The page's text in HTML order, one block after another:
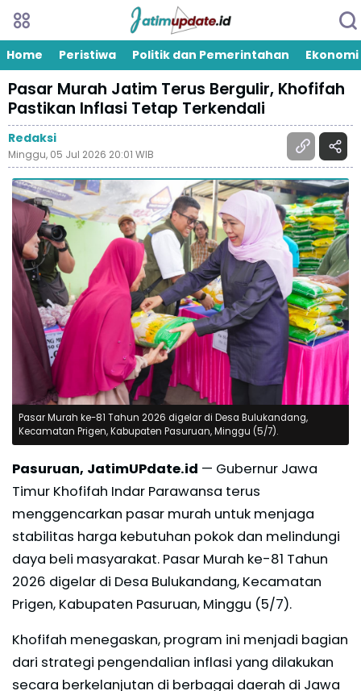
Home Peristiwa Politik dan Pemerintahan Ekonomi
Pasar Murah Jatim Terus Bergulir, Khofifah
Pastikan Inflasi Tetap Terkendali
Redaksi
Minggu, 05 Jul 2026 20:01 WIB
Pasar Murah ke-81 Tahun 2026 digelar di Desa Bulukandang,
Kecamatan Prigen, Kabupaten Pasuruan, Minggu (5/7).
Pasuruan, JatimUPdate.id — Gubernur Jawa
Timur Khofifah Indar Parawansa terus
menggencarkan pasar murah untuk menjaga
stabilitas harga kebutuhan pokok dan melindungi
daya beli masyarakat. Pasar Murah ke-81 Tahun
2026 digelar di Desa Bulukandang, Kecamatan
Prigen, Kabupaten Pasuruan, Minggu (5/7).
Khofifah menegaskan, program ini menjadi bagian
dari strategi pengendalian inflasi yang dilakukan
secara berkelanjutan di berbagai daerah di Jawa